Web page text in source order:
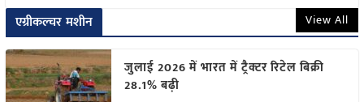
एग्रीकल्चर मशीन View All
जुलाई 2026 में भारत में ट्रैक्टर रिटेल बिक्री
28.1% बढ़ी